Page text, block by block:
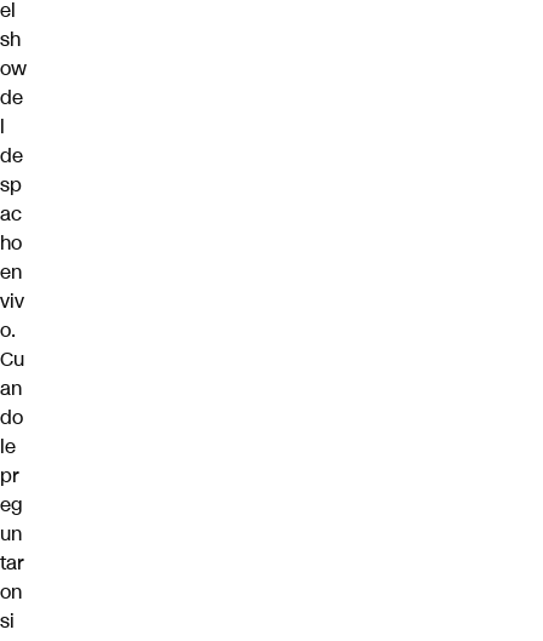
el
sh
ow
de
l
de
sp
ac
ho
en
viv
o.
Cu
an
do
le
pr
eg
un
tar
on
si